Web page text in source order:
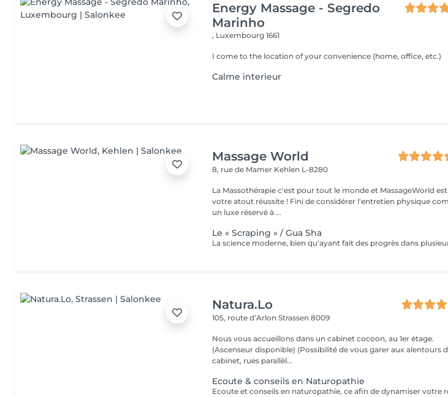
Energy Massage - Segredo
Marinho
, Luxembourg 1661
I come to the location of your convenience (home, office, etc.)
Calme interieur
Massage World
8, rue de Mamer Kehlen L-8280
La Massothérapie c'est pour tout le monde et MassageWorld est
votre atout réussite ! Fini de considérer l'entretien physique comme
un luxe réservé à ...
Le « Scraping » / Gua Sha
Natura.Lo
105, route d’ArlonStrassen 8009
Nous vous accueillons dans un cabinet cocoon, au 1er étage.
(Ascenseur disponible) (Possibilité de vous garer aux alentours du
cabinet, rues parallèl...
Ecoute & conseils en Naturopathie